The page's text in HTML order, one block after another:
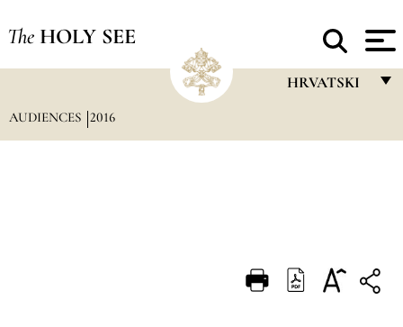
The HOLY SEE
HRVATSKI
DEUTSCH
AUDIENCES 2016